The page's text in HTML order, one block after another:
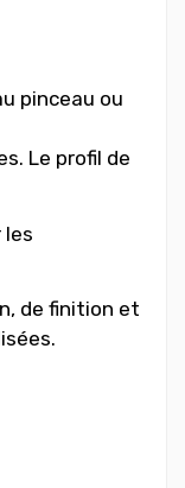
pinceau ou
Le profil de
les
de finition et